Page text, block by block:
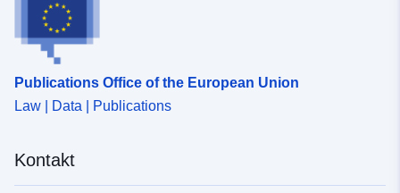
Publications Office of the European Union
Law | Data | Publications
Kontakt